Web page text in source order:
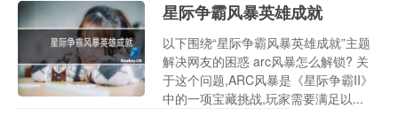
星际争霸风暴英雄成就
以下围绕“星际争霸风暴英雄成就”主题
解决网友的困惑 arc风暴怎么解锁? 关
于这个问题,ARC风暴是《星际争霸II》
中的一项宝藏挑战,玩家需要满足以...